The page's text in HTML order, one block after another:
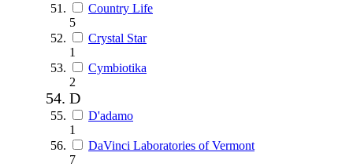
Country Life
5
Crystal Star
1
Cymbiotika
2
D
D'adamo
1
DaVinci Laboratories of Vermont
7